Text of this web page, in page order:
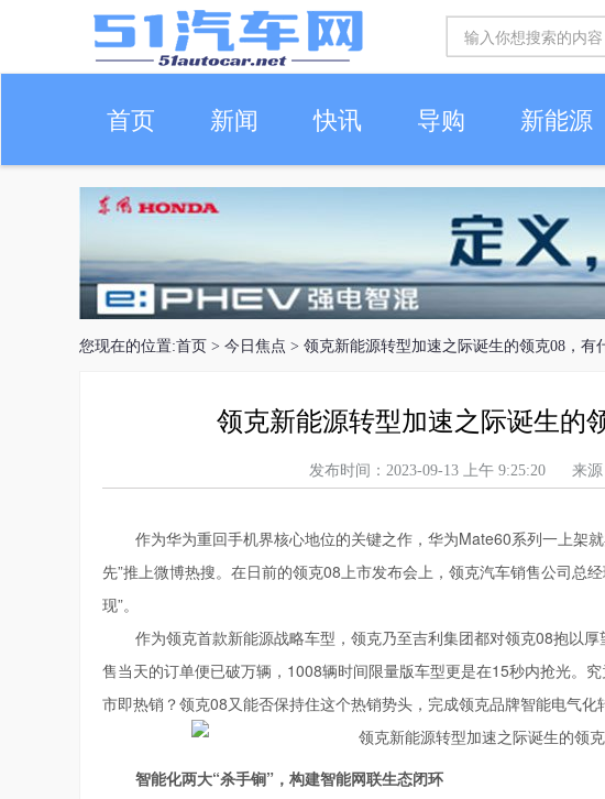
首页 新闻 快讯 导购 新能源
车生活
您现在的位置:首页 > 今日焦点 > 领克新能源转型加速之际诞生的领克08，有
领克新能源转型加速之际诞生的
发布时间：2023-09-13 上午 9:25:20
作为华为重回手机界核心地位的关键之作，华为Mate60系列一上架
先”推上微博热搜。在日前的领克08上市发布会上，领克汽车销售公司总
现”。
作为领克首款新能源战略车型，领克乃至吉利集团都对领克08抱以
售当天的订单便已破万辆，1008辆时间限量版车型更是在15秒内抢光。
市即热销？领克08又能否保持住这个热销势头，完成领克品牌智能电气化
智能化两大“杀手锏”，构建智能网联生态闭环